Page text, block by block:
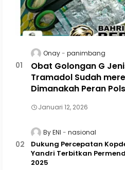
Onay panimbang
Obat Golongan G
Tramadol Sudah
Dimanakah Peran
Januari 12, 2026
By ENI nasional
Dukung Percepatan
Yandri Terbitkan
2025